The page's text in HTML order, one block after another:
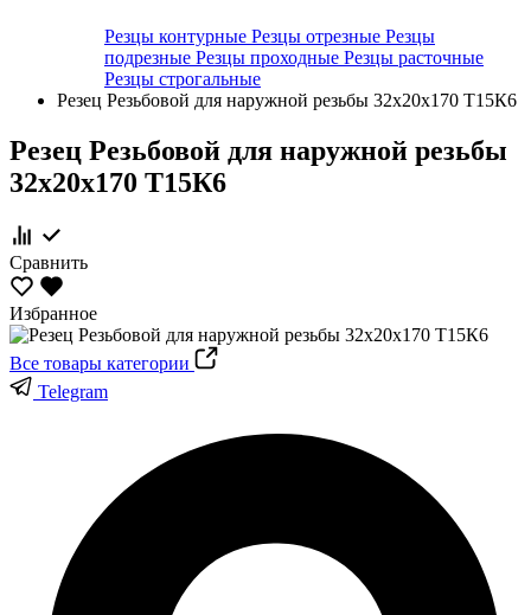
Резцы контурные Резцы отрезные Резцы
подрезные Резцы проходные Резцы расточные
Резцы строгальные
Резец Резьбовой для наружной резьбы 32х20х170 Т15К6
Резец Резьбовой для наружной резьбы
32х20х170 Т15К6
Сравнить
Избранное
Все товары категории
Telegram